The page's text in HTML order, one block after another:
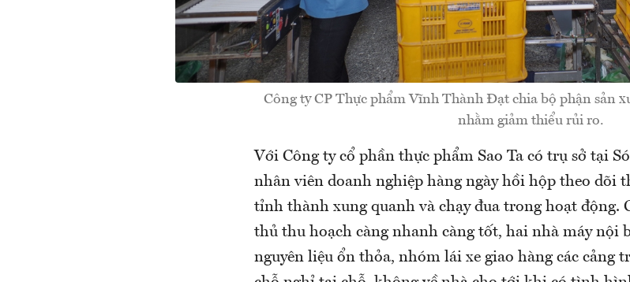
Công ty CP Thực phẩm Vĩnh Thành Đạt chia bộ phận sản
nhằm giảm thiểu rủi ro.
Với Công ty cổ phần thực phẩm Sao Ta có trụ sở tại
nhân viên doanh nghiệp hàng ngày hồi hộp theo dõi
tỉnh thành xung quanh và chạy đua trong hoạt động.
thủ thu hoạch càng nhanh càng tốt, hai nhà máy nội
nguyên liệu ổn thỏa, nhóm lái xe giao hàng các cảng